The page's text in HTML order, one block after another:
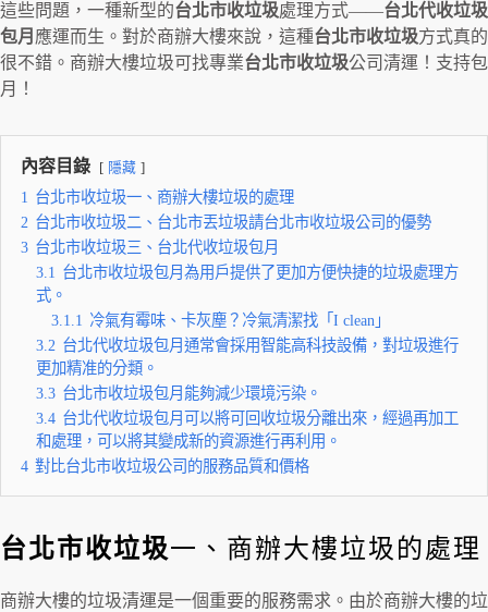
這些問題，一種新型的台北市收垃圾處理方式——台北代收垃圾
包月 應運而生。對於商辦大樓來說，這種台北市收垃圾方式真的
很不錯。商辦大樓垃圾可找專業台北市收垃圾公司清運！支持包
月！
內容目錄 隱藏
1 台北市收垃圾一、商辦大樓垃圾的處理
2 台北市收垃圾二、台北市丟垃圾請台北市收垃圾公司的優勢
3 台北市收垃圾三、台北代收垃圾包月
3.1 台北市收垃圾包月為用戶提供了更加方便快捷的垃圾處理方
式。
3.1.1 冷氣有霉味、卡灰塵？冷氣清潔找「I clean」
3.2 台北代收垃圾包月通常會採用智能高科技設備，對垃圾進行
更加精准的分類。
3.3 台北市收垃圾包月能夠減少環境污染。
3.4 台北代收垃圾包月可以將可回收垃圾分離出來，經過再加工
和處理，可以將其變成新的資源進行再利用。
4 對比台北市收垃圾公司的服務品質和價格
台北市收垃圾一、商辦大樓垃圾的處理
商辦大樓的垃圾清運是一個重要的服務需求。由於商辦大樓的垃